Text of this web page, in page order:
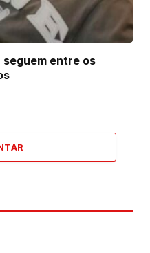
seguem entre os